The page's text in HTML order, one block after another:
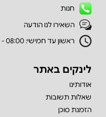
חנות
השאירו לנו הודעה
ראשון עד חמישי: 08:00 - 18:00
לינקים באתר
אודותינו
שאלות תשובות
הזמנת סוכן